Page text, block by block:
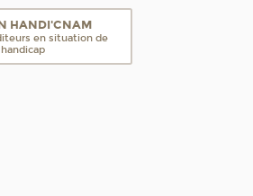
HANDI'CNAM
en situation de
handicap